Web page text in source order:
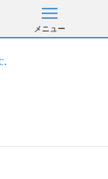
メニュー